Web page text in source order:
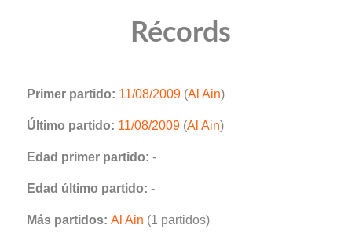
Récords
Primer partido: 11/08/2009 (Al Ain)
Último partido: 11/08/2009 (Al Ain)
Edad primer partido: -
Edad último partido: -
Más partidos: Al Ain (1 partidos)